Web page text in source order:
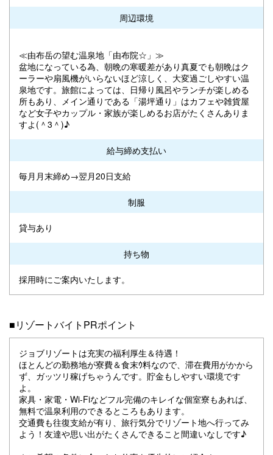
周辺環境
≪由布岳の望む温泉地「由布院☆」≫
盆地になっている為、朝晩の寒暖差があり真夏でも朝晩はク
ーラーや扇風機がいらないほど涼しく、大変過ごしやすい温
泉地です。旅館によっては、日帰り風呂やランチが楽しめる
所もあり、メイン通りである「湯坪通り」はカフェや雑貨屋
など女子やカップル・家族が楽しめるお店がたくさんありま
すよ(＾3＾)♪
給与締め支払い
毎月月末締め→翌月20日支給
制服
貸与あり
持ち物
採用時にご案内いたします。
■リゾートバイトPRポイント
ジョブリゾートは充実の福利厚生＆待遇！
ほとんどの勤務地が寮費＆食末ｳ料なので、滞在費用がかから
ず、ガッツリ稼げちゃうんです。貯金もしやすい環境です
よ。
家具・家電・Wi-Fiなどフル完備のキレイな個室寮もあれば、
無料で温泉利用のできるところもあります。
交通費も往復支給が有り、旅行気分でリゾート地へ行ってみ
よう！友達や思い出がたくさんできること間違いなしです♪